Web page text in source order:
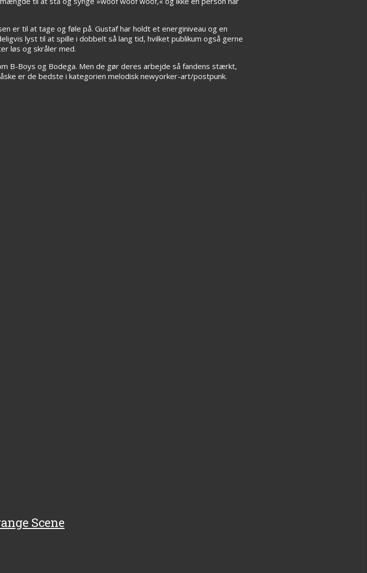
er til at tage og føle på. Gustaf har holdt et energiniveau og en
lyst til at spille i dobbelt så lang tid, hvilket publikum også gerne
løs og skråler med.
B-Boys og Bodega. Men de gør deres arbejde så fandens stærkt,
er de bedste i kategorien melodisk newyorker-art/postpunk.
Scene